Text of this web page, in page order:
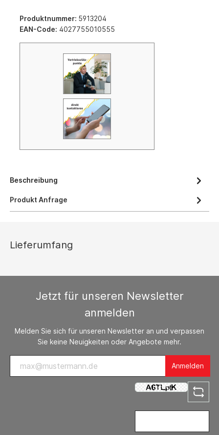
Produktnummer: 5913204
EAN-Code: 4027755010555
Beschreibung
Produkt Anfrage
Lieferumfang
Jetzt für unseren Newsletter
anmelden
Melden Sie sich für unseren Newsletter an und verpassen
Sie keine Neuigkeiten oder Angebote mehr.
Anmelden